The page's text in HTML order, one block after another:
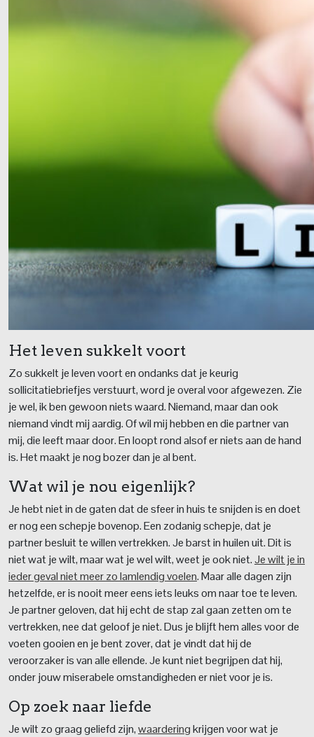
Het leven sukkelt voort
Zo sukkelt je leven voort en ondanks dat je keurig
sollicitatiebriefjes verstuurt, word je overal voor afgewezen. Zie
je wel, ik ben gewoon niets waard. Niemand, maar dan ook
niemand vindt mij aardig. Of wil mij hebben en die partner van
mij, die leeft maar door. En loopt rond alsof er niets aan de hand
is. Het maakt je nog bozer dan je al bent.
Wat wil je nou eigenlijk?
Je hebt niet in de gaten dat de sfeer in huis te snijden is en doet
er nog een schepje bovenop. Een zodanig schepje, dat je
partner besluit te willen vertrekken. Je barst in huilen uit. Dit is
niet wat je wilt, maar wat je wel wilt, weet je ook niet.Je wilt je in
ieder geval niet meer zo lamlendig voelen. Maar alle dagen zijn
hetzelfde, er is nooit meer eens iets leuks om naar toe te leven.
Je partner geloven, dat hij echt de stap zal gaan zetten om te
vertrekken, nee dat geloof je niet. Dus je blijft hem alles voor de
voeten gooien en je bent zover, dat je vindt dat hij de
veroorzaker is van alle ellende. Je kunt niet begrijpen dat hij,
onder jouw miserabele omstandigheden er niet voor je is.
Op zoek naar liefde
Je wilt zo graag geliefd zijn,waarderingkrijgen voor wat je